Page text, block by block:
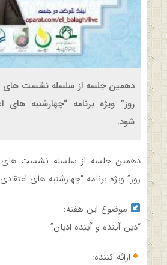
دهمین جلسه از سلسله نشست
روز” ویژه برنامه “چهارشنبه های
شود.
دهمین جلسه از سلسله نشست
روز” ویژه برنامه “چهارشنبه های
موضوع این هفته:
“دین آینده و آینده ادیان”
ارائه کننده: